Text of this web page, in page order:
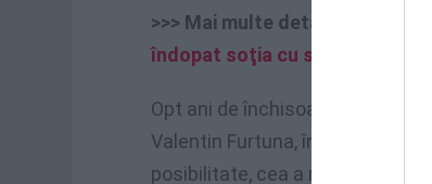
>>> Mai multe detalii:
Cagliari,
îndopat soţia cu somnifere
Opt ani de închisoare pentru
Valentin Furtuna, în varsta de
posibilitate, cea a recursului la